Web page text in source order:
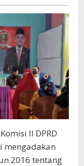
Pedoman
Rembuk
Desa
dan
Kelurahan
dalam
Pencegahan
Konflik.
II DPRD
mengadakan
2016 tentang